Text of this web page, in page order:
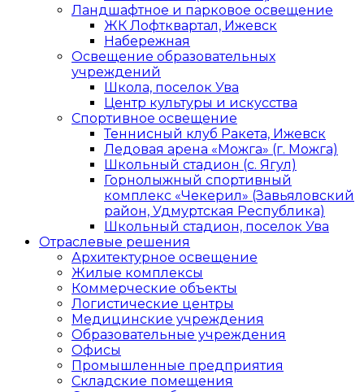
Ландшафтное и парковое освещение
ЖК Лофтквартал, Ижевск
Набережная
Освещение образовательных
учреждений
Школа, поселок Ува
Центр культуры и искусства
Спортивное освещение
Теннисный клуб Ракета, Ижевск
Ледовая арена «Можга» (г. Можга)
Школьный стадион (с. Ягул)
Горнолыжный спортивный
комплекс «Чекерил» (Завьяловский
район, Удмуртская Республика)
Школьный стадион, поселок Ува
Отраслевые решения
Архитектурное освещение
Жилые комплексы
Коммерческие объекты
Логистические центры
Медицинские учреждения
Образовательные учреждения
Офисы
Промышленные предприятия
Складские помещения